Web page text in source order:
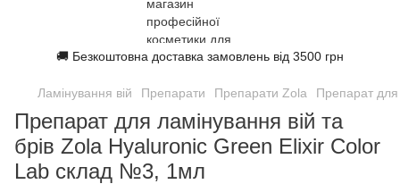
🚚 Безкоштовна доставка замовлень від 3500 грн
Ламінування вій Препарати Препарати Zola Препарат
Препарат для ламінування вій та
брів Zola Hyaluronic Green Elixir Color
Lab склад №3, 1мл